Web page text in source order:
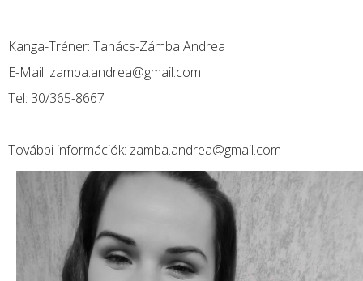
Kanga-Tréner: Tanács-Zámba Andrea
E-Mail: zamba.andrea@gmail.com
Tel: 30/365-8667
További információk: zamba.andrea@gmail.com